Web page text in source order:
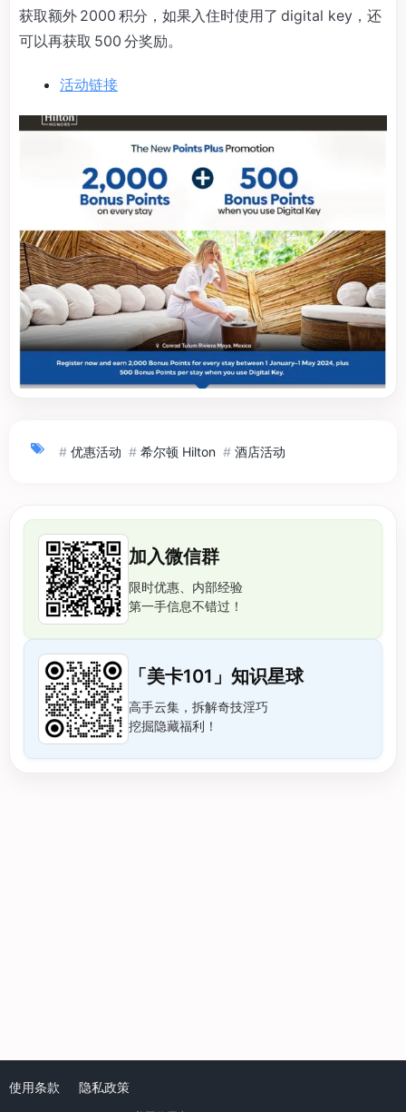
获取额外 2000 积分，如果入住时使用了 digital key，还
可以再获取 500 分奖励。
活动链接
# 优惠活动 # 希尔顿 Hilton # 酒店活动
加入微信群
限时优惠、内部经验
第一手信息不错过！
「美卡101」知识星球
高手云集，拆解奇技淫巧
挖掘隐藏福利！
使用条款 隐私政策